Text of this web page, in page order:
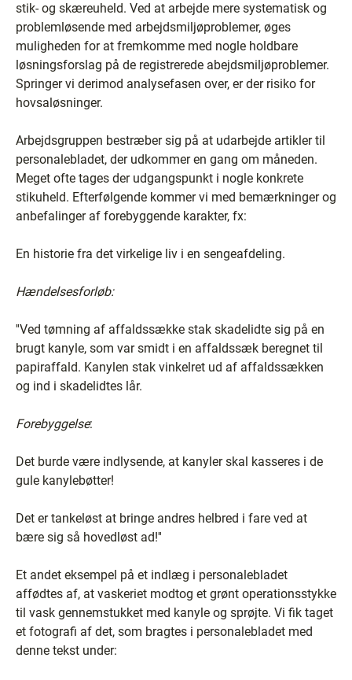
stik- og skæreuheld. Ved at arbejde mere systematisk og
problemløsende med arbejdsmiljøproblemer, øges
muligheden for at fremkomme med nogle holdbare
løsningsforslag på de registrerede abejdsmiljøproblemer.
Springer vi derimod analysefasen over, er der risiko for
hovsaløsninger.
Arbejdsgruppen bestræber sig på at udarbejde artikler til
personalebladet, der udkommer en gang om måneden.
Meget ofte tages der udgangspunkt i nogle konkrete
stikuheld. Efterfølgende kommer vi med bemærkninger og
anbefalinger af forebyggende karakter, fx:
En historie fra det virkelige liv i en sengeafdeling.
Hændelsesforløb:
''Ved tømning af affaldssække stak skadelidte sig på en
brugt kanyle, som var smidt i en affaldssæk beregnet til
papiraffald. Kanylen stak vinkelret ud af affaldssækken
og ind i skadelidtes lår.
Forebyggelse:
Det burde være indlysende, at kanyler skal kasseres i de
gule kanylebøtter!
Det er tankeløst at bringe andres helbred i fare ved at
bære sig så hovedløst ad!''
Et andet eksempel på et indlæg i personalebladet
affødtes af, at vaskeriet modtog et grønt operationsstykke
til vask gennemstukket med kanyle og sprøjte. Vi fik taget
et fotografi af det, som bragtes i personalebladet med
denne tekst under: